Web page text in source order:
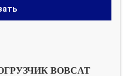
BOBCAT